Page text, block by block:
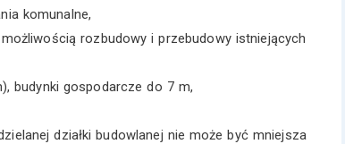
komunalne,
rozbudowy i przebudowy istniejących
budynki gospodarcze do 7 m,
działki budowlanej nie może być mniejsza